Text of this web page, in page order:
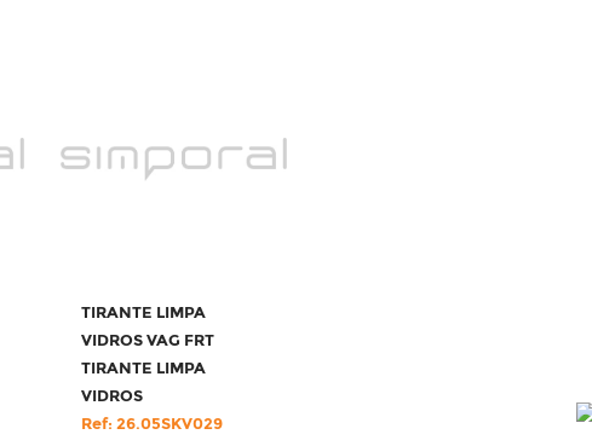
TIRANTE LIMPA
VIDROS VAG FRT
TIRANTE LIMPA
VIDROS
Ref: 26.05SKV029